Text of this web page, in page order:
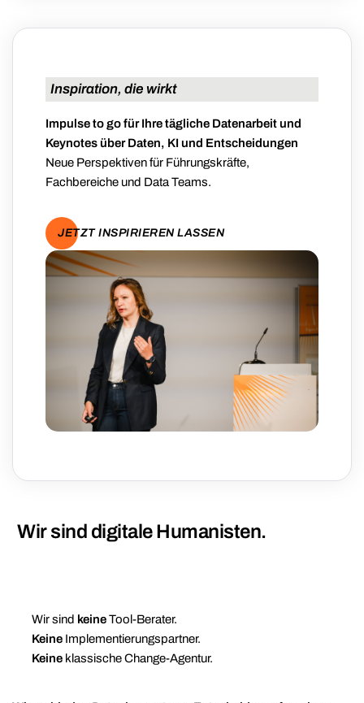
Inspiration, die wirkt
Impulse to go für Ihre tägliche Datenarbeit und
Keynotes über Daten, KI und Entscheidungen
Neue Perspektiven für Führungskräfte,
Fachbereiche und Data Teams.
JETZT INSPIRIEREN LASSEN
Wir sind digitale Humanisten.
Wir sind keineTool-Berater.
Keine Implementierungspartner.
Keine klassische Change-Agentur.